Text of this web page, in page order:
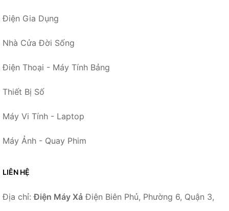
Điện Gia Dụng
Nhà Cửa Đời Sống
Điện Thoại - Máy Tính Bảng
Thiết Bị Số
Máy Vi Tính - Laptop
Máy Ảnh - Quay Phim
LIÊN HỆ
Địa chỉ:Điện Máy Xả Điện Biên Phủ, Phường 6, Quận 3,